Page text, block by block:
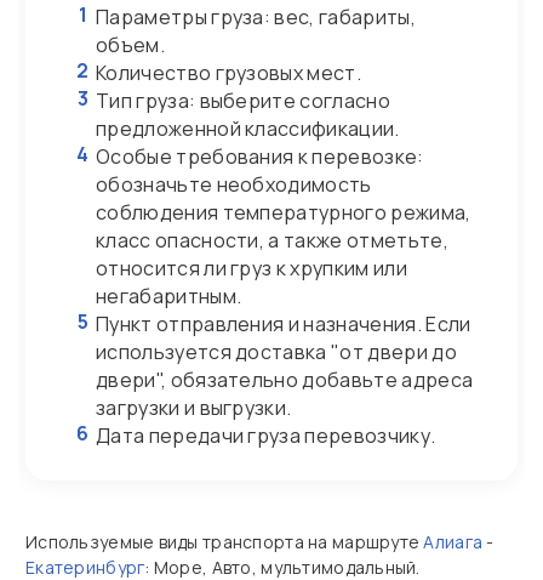
1 Параметры груза: вес, габариты,
объем.
2 Количество грузовых мест.
3 Тип груза: выберите согласно
предложенной классификации.
4 Особые требования к перевозке:
обозначьте необходимость
соблюдения температурного режима,
класс опасности, а также отметьте,
относится ли груз к хрупким или
негабаритным.
5 Пункт отправления и назначения. Если
используется доставка "от двери до
двери", обязательно добавьте адреса
загрузки и выгрузки.
6 Дата передачи груза перевозчику.
Используемые виды транспорта на маршрутеАлиага -
Екатеринбург: Море, Авто, мультимодальный.